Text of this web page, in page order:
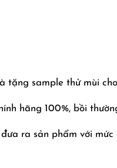
tặng sample thử mùi
hãng 100%, bồi
ra sản phẩm với mức